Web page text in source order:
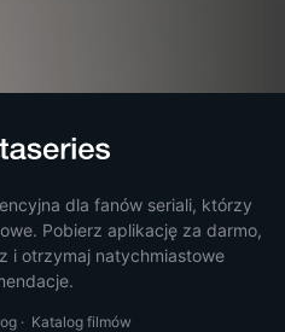
dla fanów seriali, którzy
Pobierz aplikację za darmo,
i otrzymaj natychmiastowe
· Katalog filmów